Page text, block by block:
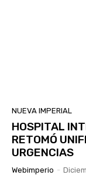
NUEVA IMPERIAL
HOSPITAL
RETOMÓ
URGENCIAS
Webimperio -